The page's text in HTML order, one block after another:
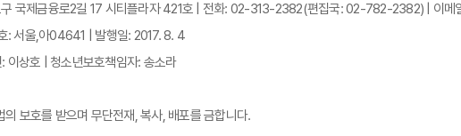
국제금융로2길 17 시티플라자 421호 | 전화: 02-313-2382(편집국: 02-782-2382) | 이
: 서울,아04641 | 발행일: 2017. 8. 4
이상호 | 청소년보호책임자: 송소라
보호를 받으며 무단전재, 복사, 배포를 금합니다.